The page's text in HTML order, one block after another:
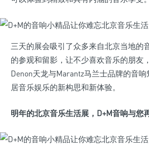
三天的展会吸引了众多来自北京当地的
的参观和留影，让不少喜欢音乐的朋友
Denon天龙与Marantz马兰士品牌的音
居音乐娱乐的新构思和新体验。
明年的北京音乐生活展，D+M音响与您